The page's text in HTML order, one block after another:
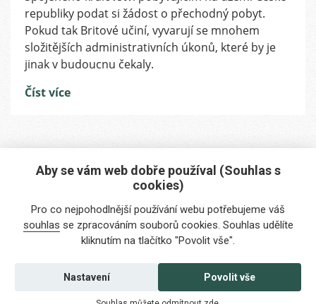
žijícím
Česku
vyřídit
si
republiky podat si žádost o přechodný pobyt.
Pokud tak Britové učiní, vyvarují se mnohem
složitějších administrativních úkonů, které by je
jinak v budoucnu čekaly.
Číst více
Máte zájem o naše služby?
Potřebujete poradit?
info@foreigners.cz
+420 211 221 492
Kontaktujte nás
Aby se vám web dobře používal (Souhlas s
cookies)
Pro co nejpohodlnější používání webu potřebujeme váš
souhlas se zpracováním souborů cookies. Souhlas udělíte
kliknutím na tlačítko "Povolit vše".
Povolit vše
Nastavení